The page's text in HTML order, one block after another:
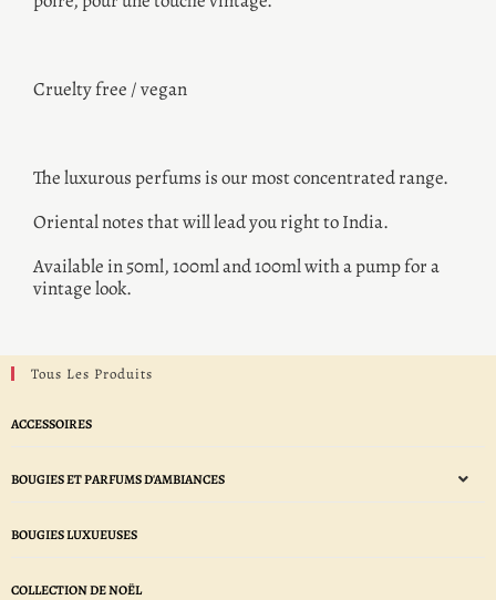
Cruelty free / vegan
The luxurous perfums is our most concentrated range.
Oriental notes that will lead you right to India.
Available in 50ml, 100ml and 100ml with a pump for a
vintage look.
Tous Les Produits
ACCESSOIRES
BOUGIES ET PARFUMS D'AMBIANCES
BOUGIES LUXUEUSES
COLLECTION DE NOËL